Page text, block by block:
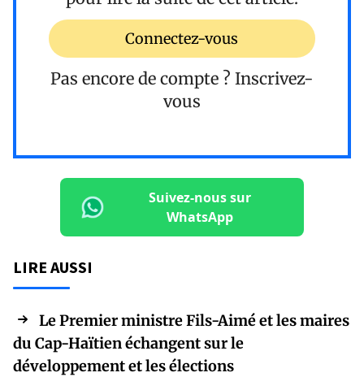
Connectez-vous
Pas encore de compte ? Inscrivez-
vous
Suivez-nous sur
WhatsApp
LIRE AUSSI
Le Premier ministre Fils-Aimé et les maires
du Cap-Haïtien échangent sur le
développement et les élections